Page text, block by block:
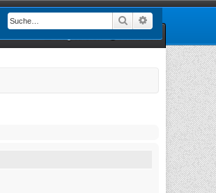
Suche